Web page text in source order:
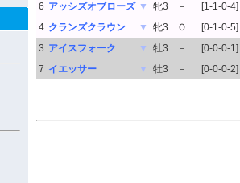
6 アッシズオブローズ ▼ 牝3 －
[1-1-0-4]
4 クランズクラウン ▼ 牝3 Ｏ
[0-1-0-5]
3 アイスフォーク ▼ 牡3 －
[0-0-0-1]
7 イエッサー ▼ 牡3 － [0-0-0-2]